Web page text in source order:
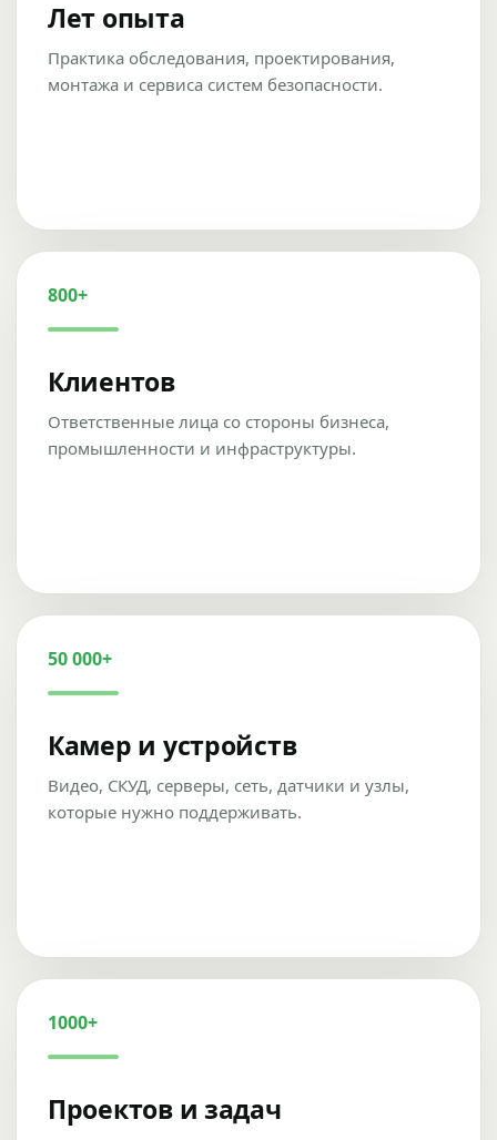
Лет опыта
Практика обследования, проектирования,
монтажа и сервиса систем безопасности.
800+
Клиентов
Ответственные лица со стороны бизнеса,
промышленности и инфраструктуры.
50 000+
Камер и устройств
Видео, СКУД, серверы, сеть, датчики и узлы,
которые нужно поддерживать.
1000+
Проектов и задач